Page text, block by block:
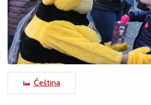
Čeština